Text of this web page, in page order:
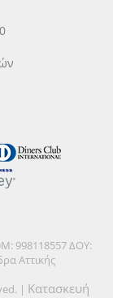
998118557 ΔΟΥ:
Αττικής
| Κατασκευή